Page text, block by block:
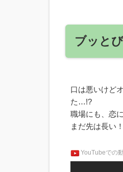
ブッと
口は悪いけど
た…!?
職場にも、恋
まだ先は長い
YouTubeでの